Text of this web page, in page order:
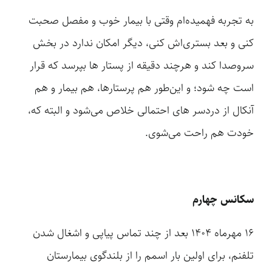
به تجربه فهمیده‌ام وقتی با بیمار خوب و مفصل صحبت
کنی و بعد بستری‌اش کنی، دیگر امکان ندارد در بخش
سروصدا کند و هرچند دقیقه از پستار ها بپرسد که قرار
است چه شود؛ و این‌طور هم پرستارها، هم بیمار و هم
آنکال از دردسر های احتمالی خلاص می‌شود و البته که،
خودت هم راحت می‌شوی.
سکانس چهارم
۱۶ مهرماه ۱۴۰۴ بعد از چند تماس پیاپی و اشغال شدن
تلفنم، برای اولین بار اسمم را از بلندگوی بیمارستان